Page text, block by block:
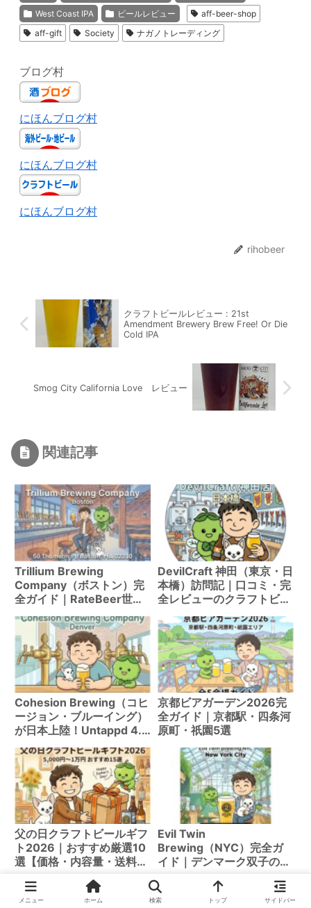
West Coast IPA
ビールレビュー
aff-beer-shop
aff-gift
Society ナガノトレーディング
ブログ村
にほんブログ村
にほんブログ村
にほんブログ村
rihobeer
クラフトビールレビュー : 21st
Amendment Brewery Brew Free! Or Die
Cold IPA
Smog City California Love レビュー
関連記事
Trillium Brewing
Company（ボストン）完
全ガイド｜RateBeer世界
ワリーが日本上陸
DevilCraft 神田（東京・日
本橋）訪問記｜口コミ・完
全レビューのクラフトビー
Cohesion Brewing（コヒ
ージョン・ブルーイング）
が日本上陸！Untappd 4.1
バー発・チェコビール専
門】
京都ビアガーデン2026完
全ガイド｜京都駅・四条河
原町・祇園5選
父の日クラフトビールギフ
ト2026｜おすすめ厳選10
選【価格・内容量・送料比
Evil Twin
Brewing（NYC）完全ガ
イド｜デンマーク双子の異
ブルワリー
メニュー ホーム 検索 トップ サイドバー